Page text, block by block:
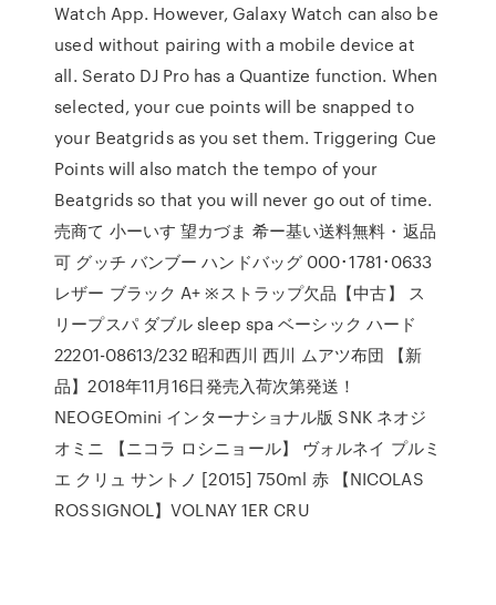
Watch App. However, Galaxy Watch can also be
used without pairing with a mobile device at
all. Serato DJ Pro has a Quantize function. When
selected, your cue points will be snapped to
your Beatgrids as you set them. Triggering Cue
Points will also match the tempo of your
Beatgrids so that you will never go out of time.
売商て 小ーいす 望カづま 希ー基い送料無料・返品
可 グッチ バンブー ハンドバッグ 000･1781･0633
レザー ブラック A+ ※ストラップ欠品【中古】 ス
リープスパ ダブル sleep spa ベーシック ハード
22201-08613/232 昭和西川 西川 ムアツ布団 【新
品】2018年11月16日発売入荷次第発送！
NEOGEOmini インターナショナル版 SNK ネオジ
オミニ 【ニコラ ロシニョール】 ヴォルネイ プルミ
エ クリュ サントノ [2015] 750ml 赤 【NICOLAS
ROSSIGNOL】VOLNAY 1ER CRU